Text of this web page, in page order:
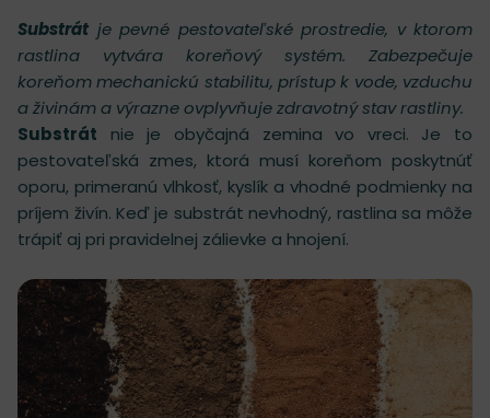
Substrát je pevné pestovateľské prostredie, v ktorom
rastlina vytvára koreňový systém. Zabezpečuje
koreňom mechanickú stabilitu, prístup k vode, vzduchu
a živinám a výrazne ovplyvňuje zdravotný stav rastliny.
Substrát nie je obyčajná zemina vo vreci. Je to
pestovateľská zmes, ktorá musí koreňom poskytnúť
oporu, primeranú vlhkosť, kyslík a vhodné podmienky na
príjem živín. Keď je substrát nevhodný, rastlina sa môže
trápiť aj pri pravidelnej zálievke a hnojení.